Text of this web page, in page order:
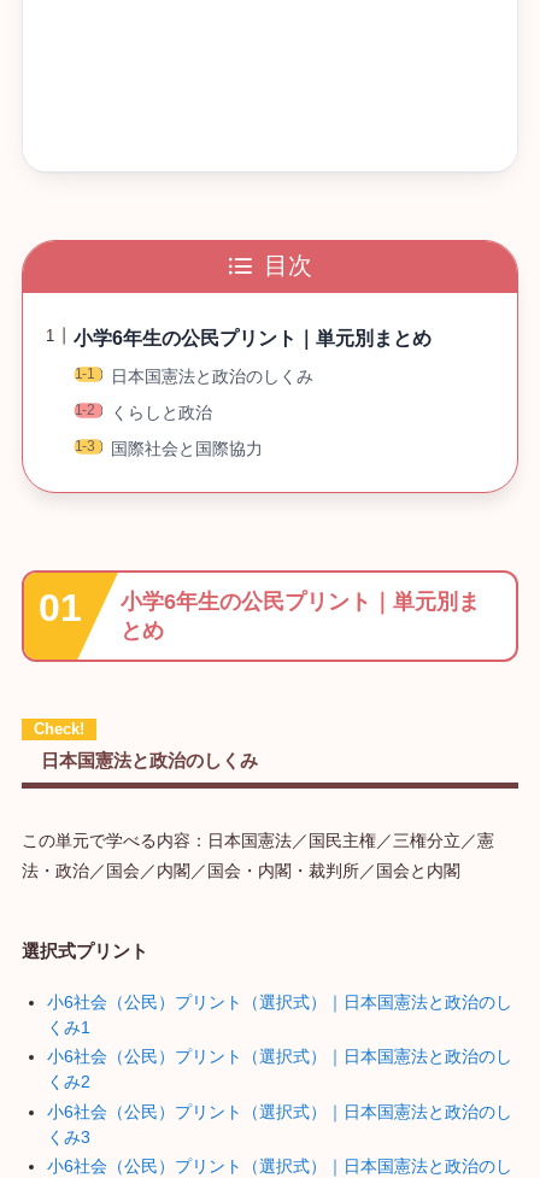
目次
小学6年生の公民プリント｜単元別まとめ
日本国憲法と政治のしくみ
くらしと政治
国際社会と国際協力
小学6年生の公民プリント｜単元別ま
とめ
日本国憲法と政治のしくみ
この単元で学べる内容：日本国憲法／国民主権／三権分立／憲
法・政治／国会／内閣／国会・内閣・裁判所／国会と内閣
選択式プリント
小6社会（公民）プリント（選択式）｜日本国憲法と政治のし
くみ1
小6社会（公民）プリント（選択式）｜日本国憲法と政治のし
くみ2
小6社会（公民）プリント（選択式）｜日本国憲法と政治のし
くみ3
小6社会（公民）プリント（選択式）｜日本国憲法と政治のし